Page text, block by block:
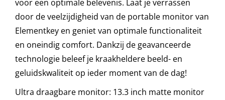
voor een optimale belevenis. Laat je verrassen
door de veelzijdigheid van de portable monitor van
Elementkey en geniet van optimale functionaliteit
en oneindig comfort. Dankzij de geavanceerde
technologie beleef je kraakheldere beeld- en
geluidskwaliteit op ieder moment van de dag!
Ultra draagbare monitor: 13.3 inch matte monitor